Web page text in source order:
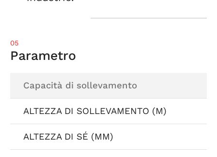
05
Parametro
Capacità di sollevamento
ALTEZZA DI SOLLEVAMENTO (M)
ALTEZZA DI SÉ (MM)